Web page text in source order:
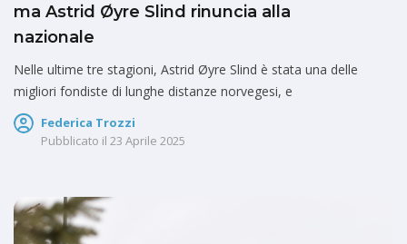
ma Astrid Øyre Slind rinuncia alla
nazionale
Nelle ultime tre stagioni, Astrid Øyre Slind è stata una delle
migliori fondiste di lunghe distanze norvegesi, e
Federica Trozzi
Pubblicato il 23 Aprile 2025